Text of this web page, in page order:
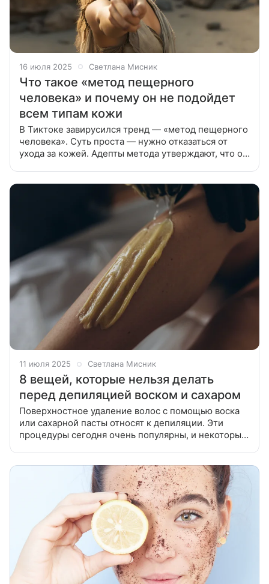
16 июля 2025 Светлана Мисник
Что такое «метод пещерного
человека» и почему он не подойдет
всем типам кожи
В Тиктоке завирусился тренд — «метод пещерного
человека». Суть проста — нужно отказаться от
ухода за кожей. Адепты метода утверждают, что он
11 июля 2025 Светлана Мисник
8 вещей, которые нельзя делать
перед депиляцией воском и сахаром
Поверхностное удаление волос с помощью воска
или сахарной пасты относят к депиляции. Эти
процедуры сегодня очень популярны, и некоторые